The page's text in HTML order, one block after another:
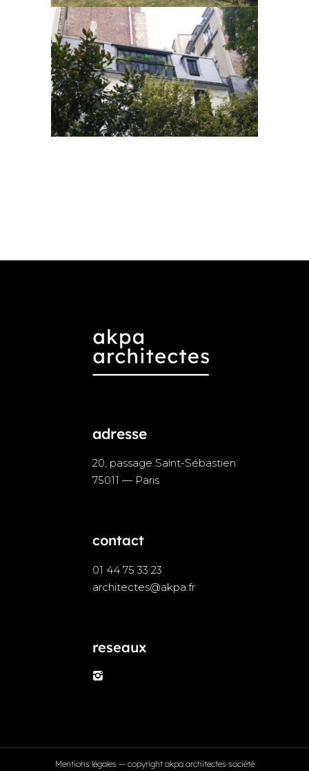
adresse
20, passage Saint-Sébastien
75011 — Paris
contact
01 44 75 33 23
architectes@akpa.fr
reseaux
Mentions légales— copyright akpa architectes société